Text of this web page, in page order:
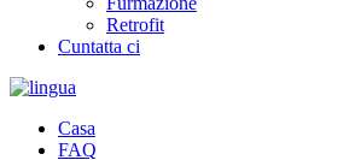
Retrofit
Cuntatta ci
Casa
FAQ